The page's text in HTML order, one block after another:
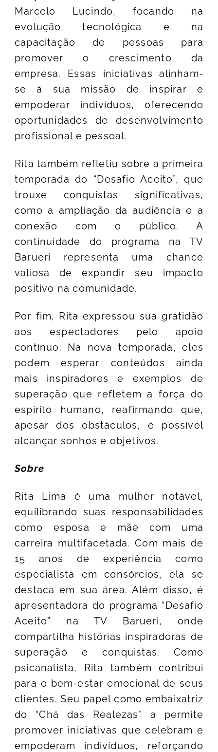
Marcelo Lucindo, focando na
evolução tecnológica e na
capacitação de pessoas para
promover o crescimento da
empresa. Essas iniciativas alinham-
se à sua missão de inspirar e
empoderar indivíduos, oferecendo
oportunidades de desenvolvimento
profissional e pessoal.
Rita também refletiu sobre a primeira
temporada do “Desafio Aceito”, que
trouxe conquistas significativas,
como a ampliação da audiência e a
conexão com o público. A
continuidade do programa na TV
Barueri representa uma chance
valiosa de expandir seu impacto
positivo na comunidade.
Por fim, Rita expressou sua gratidão
aos espectadores pelo apoio
contínuo. Na nova temporada, eles
podem esperar conteúdos ainda
mais inspiradores e exemplos de
superação que refletem a força do
espírito humano, reafirmando que,
apesar dos obstáculos, é possível
alcançar sonhos e objetivos.
Sobre
Rita Lima é uma mulher notável,
equilibrando suas responsabilidades
como esposa e mãe com uma
carreira multifacetada. Com mais de
15 anos de experiência como
especialista em consórcios, ela se
destaca em sua área. Além disso, é
apresentadora do programa “Desafio
Aceito” na TV Barueri, onde
compartilha histórias inspiradoras de
superação e conquistas. Como
psicanalista, Rita também contribui
para o bem-estar emocional de seus
clientes. Seu papel como embaixatriz
do “Chá das Realezas” a permite
promover iniciativas que celebram e
empoderam indivíduos, reforçando